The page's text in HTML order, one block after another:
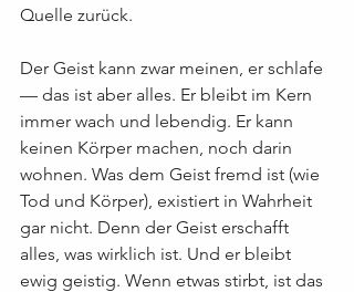
Quelle zurück.
Der Geist kann zwar meinen, er schlafe
— das ist aber alles. Er bleibt im Kern
immer wach und lebendig. Er kann
keinen Körper machen, noch darin
wohnen. Was dem Geist fremd ist (wie
Tod und Körper), existiert in Wahrheit
gar nicht. Denn der Geist erschafft
alles, was wirklich ist. Und er bleibt
ewig geistig. Wenn etwas stirbt, ist das